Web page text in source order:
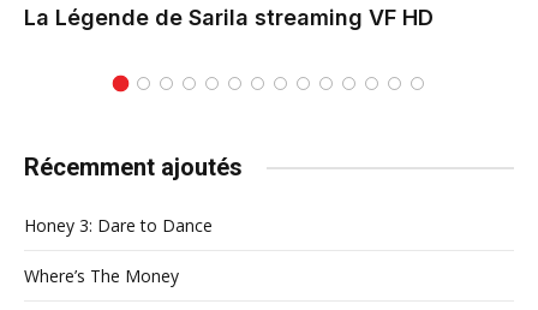
La Légende de Sarila streaming VF HD
Récemment ajoutés
Honey 3: Dare to Dance
Where’s The Money